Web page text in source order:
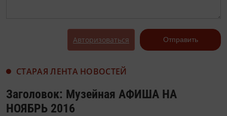
Авторизоваться Отправить
СТАРАЯ ЛЕНТА НОВОСТЕЙ
Заголовок: Музейная АФИША НА
НОЯБРЬ 2016